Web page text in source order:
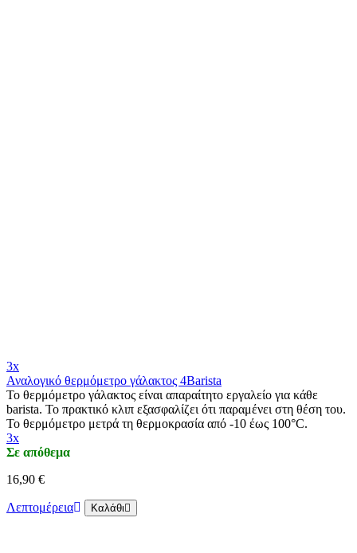
3x
Αναλογικό θερμόμετρο γάλακτος 4Barista
Το θερμόμετρο γάλακτος είναι απαραίτητο εργαλείο για κάθε
barista. Το πρακτικό κλιπ εξασφαλίζει ότι παραμένει στη θέση του.
Το θερμόμετρο μετρά τη θερμοκρασία από -10 έως 100°C.
3x
Σε απόθεμα
16,90 €
Λεπτομέρεια Καλάθι